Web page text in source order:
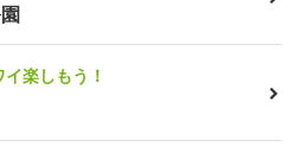
楽しもう！